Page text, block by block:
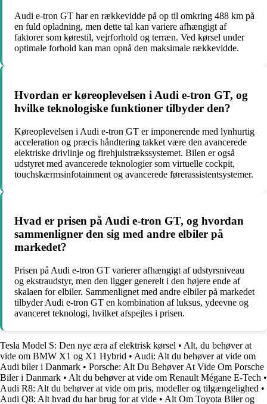
Audi e-tron GT har en rækkevidde på op til omkring 488 km på
en fuld opladning, men dette tal kan variere afhængigt af
faktorer som kørestil, vejrforhold og terræn. Ved kørsel under
optimale forhold kan man opnå den maksimale rækkevidde.
Hvordan er køreoplevelsen i Audi e-tron GT, og
hvilke teknologiske funktioner tilbyder den?
Køreoplevelsen i Audi e-tron GT er imponerende med lynhurtig
acceleration og præcis håndtering takket være den avancerede
elektriske drivlinje og firehjulstrækssystemet. Bilen er også
udstyret med avancerede teknologier som virtuelle cockpit,
touchskærmsinfotainment og avancerede førerassistentsystemer.
Hvad er prisen på Audi e-tron GT, og hvordan
sammenligner den sig med andre elbiler på
markedet?
Prisen på Audi e-tron GT varierer afhængigt af udstyrsniveau
og ekstraudstyr, men den ligger generelt i den højere ende af
skalaen for elbiler. Sammenlignet med andre elbiler på markedet
tilbyder Audi e-tron GT en kombination af luksus, ydeevne og
avanceret teknologi, hvilket afspejles i prisen.
Tesla Model S: Den nye æra af elektrisk kørsel • Alt, du behøver at
vide om BMW X1 og X1 Hybrid • Audi: Alt du behøver at vide om
Audi biler i Danmark • Porsche: Alt Du Behøver At Vide Om Porsche
Biler i Danmark • Alt du behøver at vide om Renault Mégane E-Tech •
Audi R8: Alt du behøver at vide om pris, modeller og tilgængelighed •
Audi Q8: Alt hvad du har brug for at vide • Alt Om Toyota Biler og